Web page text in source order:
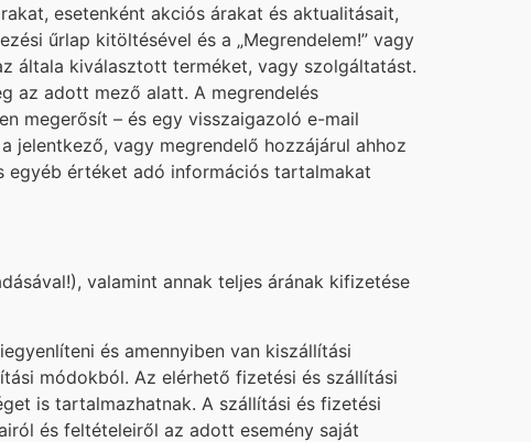
esetenként akciós árakat és aktualitásait,
űrlap kitöltésével és a „Megrendelem!” vagy
általa kiválasztott terméket, vagy szolgáltatást.
az adott mező alatt. A megrendelés
megerősít – és egy visszaigazoló e-mail
jelentkező, vagy megrendelő hozzájárul ahhoz
egyéb értéket adó információs tartalmakat
valamint annak teljes árának kifizetése
és amennyiben van kiszállítási
módokból. Az elérhető fizetési és szállítási
is tartalmazhatnak. A szállítási és fizetési
és feltételeiről az adott esemény saját